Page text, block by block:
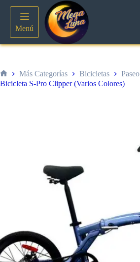
contenido
Menú
Inicio
Más Categorías Bicicletas
Paseo
Bicicleta S-Pro Clipper (Varios Colores)